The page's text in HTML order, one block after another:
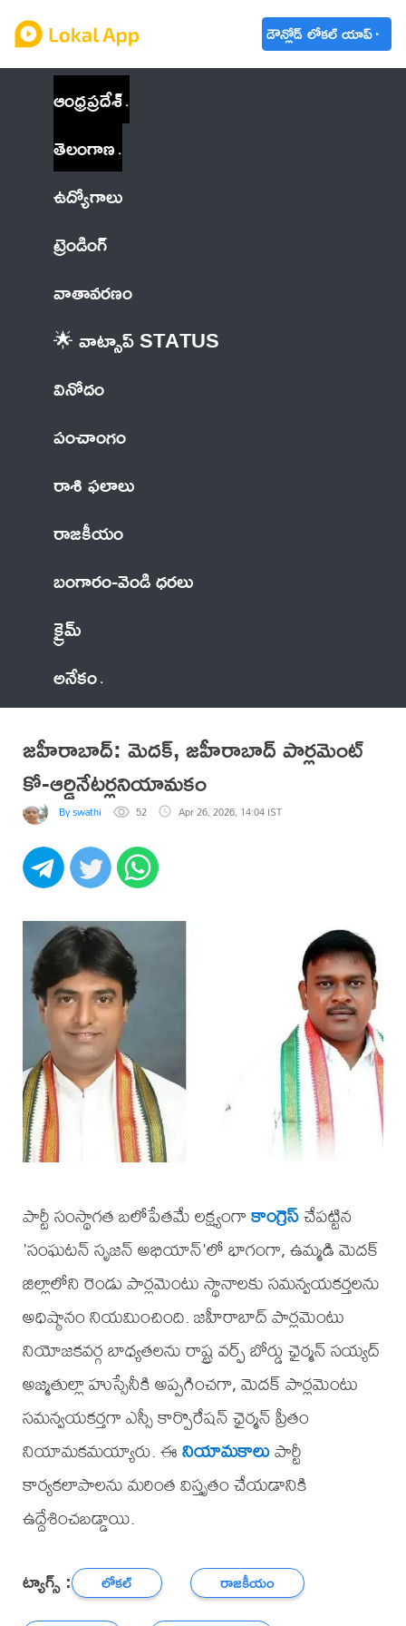
డౌన్లోడ్ లోకల్ యాప్
ఆంధ్రప్రదేశ్
తెలంగాణ
ఉద్యోగాలు
ట్రెండింగ్
వాతావరణం
🌟 వాట్సాప్ STATUS
వినోదం
పంచాంగం
రాశి ఫలాలు
రాజకీయం
బంగారం-వెండి ధరలు
క్రైమ్
అనేకం
జహీరాబాద్: మెదక్, జహీరాబాద్ పార్లమెంట్
కో-ఆర్డినేటర్లనియామకం
By swathi 52 Apr 26, 2026, 14:04 IST
పార్టీ సంస్థాగత బలోపేతమే లక్ష్యంగాకాంగ్రెస్చేపట్టిన
'సంఘటన్ సృజన్ అభియాన్'లో భాగంగా, ఉమ్మడి మెదక్
జిల్లాలోని రెండు పార్లమెంటు స్థానాలకు సమన్వయకర్తలను
అధిష్ఠానం నియమించింది. జహీరాబాద్ పార్లమెంటు
నియోజకవర్గ బాధ్యతలను రాష్ట్ర వర్ఫ్ బోర్డు ఛైర్మన్ సయ్యద్
అజ్మతుల్లా హుస్సేనీకి అప్పగించగా, మెదక్ పార్లమెంటు
సమన్వయకర్తగా ఎస్సీ కార్పొరేషన్ ఛైర్మన్ ప్రీతం
నియామకమయ్యారు. ఈనియామకాలుపార్టీ
కార్యకలాపాలను మరింత విస్తృతం చేయడానికి
ఉద్దేశించబడ్డాయి.
ట్యాగ్స్ : లోకల్
రాజకీయం